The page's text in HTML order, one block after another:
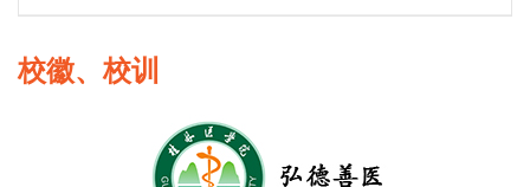
校徽、校训